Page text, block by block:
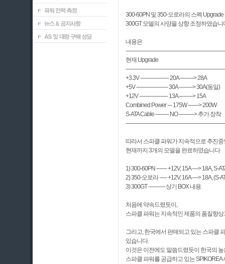
300-60PN 및 350-오로라의 스펙 Upgrade
300GT 모델의 사양을 상향 조정하였습니
내용은
현재 Upgrade
+3.3V ------------------- 20A ---------> 28A
+5V --------------------- 30A ---------> 30A(동일)
+12V ------------------- 13A ---------> 15A
Combined Power --- 175W -------> 200W
S-ATA Cable --------- NO ----------> 추가 장착
따라서 스파클 파워가 지속적으로 추진
현재까지 3개의 모델을 완료하였습니다
1) 300-60PN ------- +12V, 15A ----> 18A, S-
2) 350-오로라 ----- +12V, 16A ----> 18A, (S-
3) 300GT ----------- 상기 BOX 내용
처음에 약속드렸듯이,
스파클 파워는 지속적인 제품의 품질향
그리고, 한국에서 판매되고 있는 스파클
있습니다.
이것은 이전에도 말씀드렸듯이 한국의
스파클 파워를 공급하고 있는